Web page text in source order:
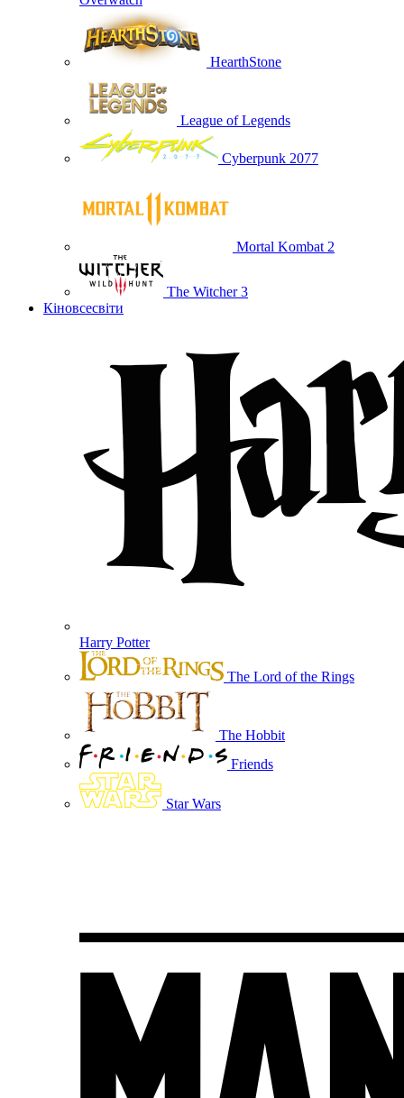
HearthStone
League of Legends
Cyberpunk 2077
Mortal Kombat 2
The Witcher 3
Кіновсесвіти
Harry Potter
The Lord of the Rings
The Hobbit
Friends
Star Wars